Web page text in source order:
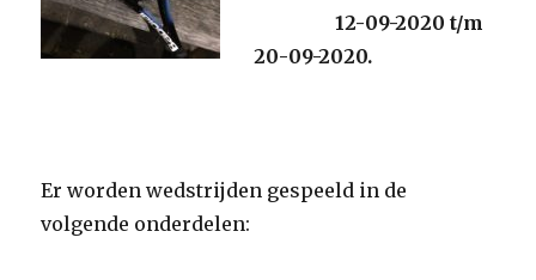
12-09-2020 t/m
20-09-2020.
Er worden wedstrijden gespeeld in de
volgende onderdelen: